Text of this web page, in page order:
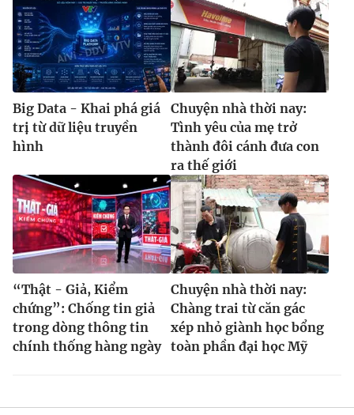
Big Data - Khai phá giá
trị từ dữ liệu truyền
hình
Chuyện nhà thời nay:
Tình yêu của mẹ trở
thành đôi cánh đưa con
ra thế giới
“Thật - Giả, Kiểm
chứng”: Chống tin giả
trong dòng thông tin
chính thống hàng ngày
Chuyện nhà thời nay:
Chàng trai từ căn gác
xép nhỏ giành học bổng
toàn phần đại học Mỹ